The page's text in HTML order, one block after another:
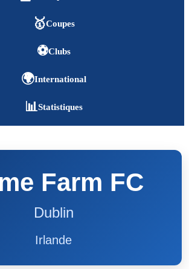
🥇Coupes
⚽Clubs
🌍International
📊Statistiques
Farm FC
Dublin
Irlande